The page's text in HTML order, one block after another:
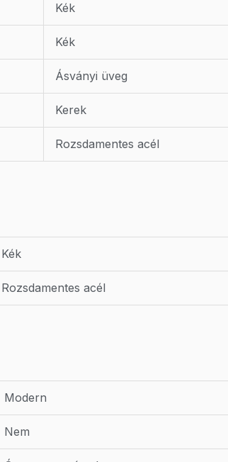
Kék
Kék
Ásványi üveg
Kerek
Rozsdamentes acél
Kék
Rozsdamentes acél
Modern
Nem